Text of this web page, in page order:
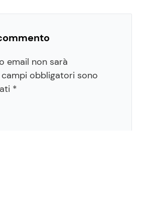
email non sarà
campi obbligatori sono
*